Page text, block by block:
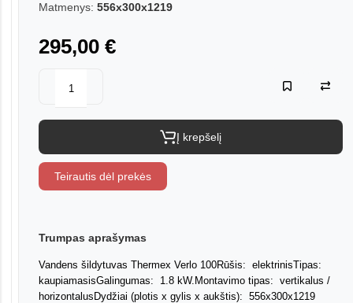
Matmenys: 556x300x1219
295,00 €
Į krepšelį
Teirautis dėl prekės
Trumpas aprašymas
Vandens šildytuvas Thermex Verlo 100Rūšis: elektrinisTipas:
kaupiamasisGalingumas: 1.8 kW.Montavimo tipas: vertikalus /
horizontalusDydžiai (plotis x gylis x aukštis): 556x300x1219